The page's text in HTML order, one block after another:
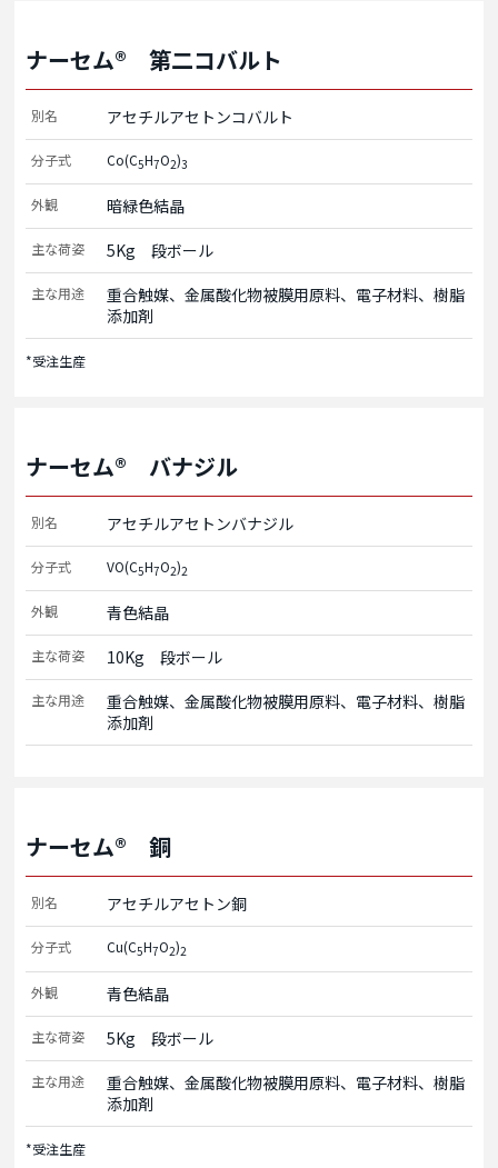
ナーセム® 第二コバルト
別名 アセチルアセトンコバルト
分子式 Co(C5H7O2)3
外観 暗緑色結晶
主な荷姿 5Kg　段ボール
主な用途
重合触媒、金属酸化物被膜用原料、電子材料、樹脂
添加剤
*受注生産
ナーセム® バナジル
別名 アセチルアセトンバナジル
分子式 VO(C5H7O2)2
外観 青色結晶
主な荷姿 10Kg　段ボール
主な用途
重合触媒、金属酸化物被膜用原料、電子材料、樹脂
添加剤
ナーセム® 銅
別名 アセチルアセトン銅
分子式 Cu(C5H7O2)2
外観 青色結晶
主な荷姿 5Kg　段ボール
主な用途
重合触媒、金属酸化物被膜用原料、電子材料、樹脂
添加剤
*受注生産